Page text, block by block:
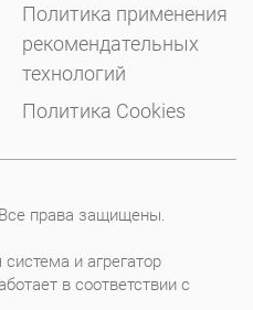
Политика применения
рекомендательных
технологий
Политика Cookies
права защищены.
и агрегатор
в соответствии с